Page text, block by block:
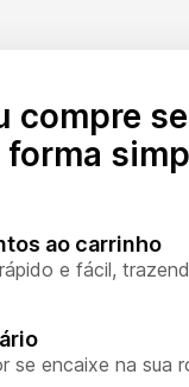
compre
forma
ao carrinho
e fácil,
se encaixe na sua